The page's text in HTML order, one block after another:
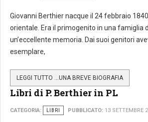
Giovanni Berthier nacque il 24 febbraio
orientale. Era il primogenito in una famiglia
un’eccellente memoria. Dai suoi genitori
esemplare,
LEGGI TUTTO …UNA BREVE BIOGRAFIA
Libri di P. Berthier in PL
CATEGORIA: LIBRI PUBBLICATO: 13 SETTEMBRE